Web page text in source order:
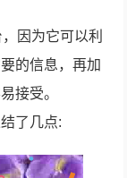
因为它可以利
的信息，再加
接受。
了几点: